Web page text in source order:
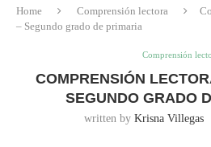
Home Comprensión lectora
– Segundo grado de primaria
Comprensión
COMPRENSIÓN
SEGUNDO GRADO
written by Krisna Villegas